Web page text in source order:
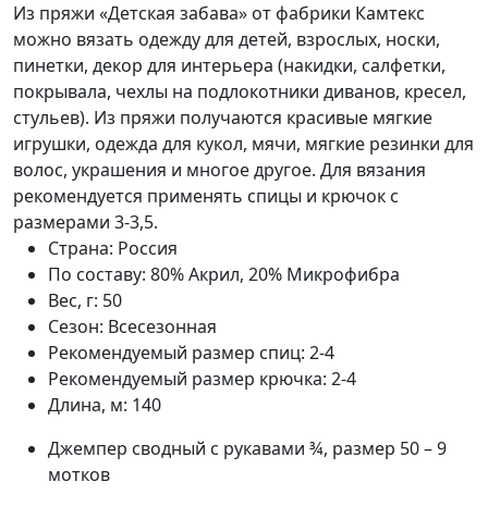
Из пряжи «Детская забава» от фабрики Камтекс
можно вязать одежду для детей, взрослых, носки,
пинетки, декор для интерьера (накидки, салфетки,
покрывала, чехлы на подлокотники диванов, кресел,
стульев). Из пряжи получаются красивые мягкие
игрушки, одежда для кукол, мячи, мягкие резинки для
волос, украшения и многое другое. Для вязания
рекомендуется применять спицы и крючок с
размерами 3-3,5.
Страна: Россия
По составу: 80% Акрил, 20% Микрофибра
Вес, г: 50
Сезон: Всесезонная
Рекомендуемый размер спиц: 2-4
Рекомендуемый размер крючка: 2-4
Длина, м: 140
Джемпер сводный с рукавами ¾, размер 50 – 9
мотков